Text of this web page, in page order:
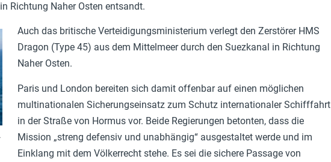
Richtung Naher Osten entsandt.
Auch das britische Verteidigungsministerium verlegt den Zerstörer HMS
Dragon (Type 45) aus dem Mittelmeer durch den Suezkanal in Richtung
Naher Osten.
Paris und London bereiten sich damit offenbar auf einen möglichen
multinationalen Sicherungseinsatz zum Schutz internationaler Schifffahrt
in der Straße von Hormus vor. Beide Regierungen betonten, dass die
Mission „streng defensiv und unabhängig“ ausgestaltet werde und im
Einklang mit dem Völkerrecht stehe. Es sei die sichere Passage von